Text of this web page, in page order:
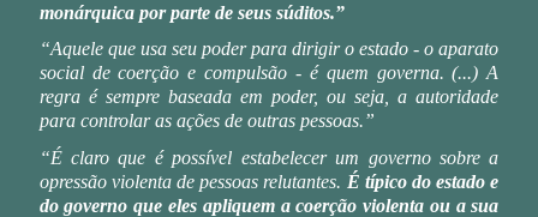
monárquica por parte de seus súditos.”
“Aquele que usa seu poder para dirigir o estado - o aparato
social de coerção e compulsão - é quem governa. (...) A
regra é sempre baseada em poder, ou seja, a autoridade
para controlar as ações de outras pessoas.”
“É claro que é possível estabelecer um governo sobre a
opressão violenta de pessoas relutantes. É típico do estado e
do governo que eles apliquem a coerção violenta ou a sua